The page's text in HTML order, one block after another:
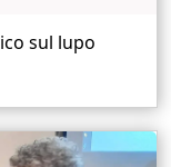
sul lupo